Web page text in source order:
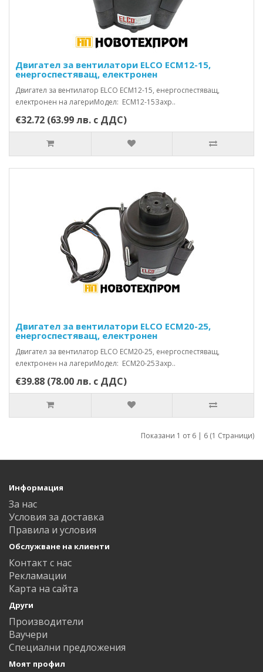
Двигател за вентилатори ELCO ECM12-15,
енергоспестяващ, електронен
Двигател за вентилатор ELCO ECM12-15, енергоспестяващ,
електронен на лагериМодел: ECM12-15Захр..
€32.72 (63.99 лв. с ДДС)
Двигател за вентилатори ELCO ECM20-25,
енергоспестяващ, електронен
Двигател за вентилатор ELCO ECM20-25, енергоспестяващ,
електронен на лагериМодел: ECM20-25Захр..
€39.88 (78.00 лв. с ДДС)
Показани 1 от 6 | 6 (1 Страници)
Информация
За нас
Условия за доставка
Правила и условия
Обслужване на клиенти
Контакт с нас
Рекламации
Карта на сайта
Други
Производители
Ваучери
Специални предложения
Моят профил